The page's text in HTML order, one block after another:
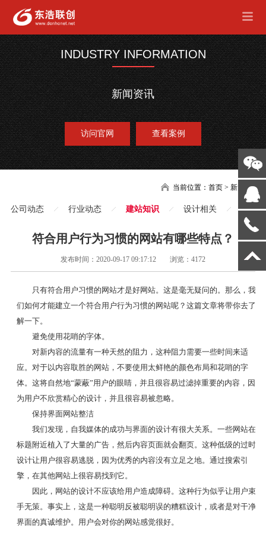
INDUSTRY INFORMATION
新闻资讯
访问官网 查看案例
当前位置：首页 >新闻
公司动态 行业动态 建站知识 设计相关
符合用户行为习惯的网站有哪些特点？
发布时间：2020-09-17 09:17:12 浏览：4172
只有符合用户习惯的网站才是好网站。这是毫无疑问的。那么，我
们如何才能建立一个符合用户行为习惯的网站呢？这篇文章将带你去了
解一下。
避免使用花哨的字体。
对新内容的流量有一种天然的阻力，这种阻力需要一些时间来适
应。对于以内容取胜的网站，不要使用太鲜艳的颜色布局和花哨的字
体。这将自然地“蒙蔽”用户的眼睛，并且很容易过滤掉重要的内容，因
为用户不欣赏精心的设计，并且很容易被忽略。
保持界面网站整洁
我们发现，自我媒体的成功与界面的设计有很大关系。一些网站在
标题附近植入了大量的广告，然后内容页面就会翻页。这种低级的过时
设计让用户很容易逃脱，因为优秀的内容没有立足之地。通过搜索引
擎，在其他网站上很容易找到它。
因此，网站的设计不应该给用户造成障碍。这种行为似乎让用户束
手无策。事实上，这是一种聪明反被聪明误的糟糕设计，或者是对干净
界面的真诚维护。用户会对你的网站感觉很好。